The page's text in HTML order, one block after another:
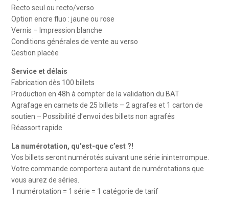
Recto seul ou recto/verso
Option encre fluo : jaune ou rose
Vernis – Impression blanche
Conditions générales de vente au verso
Gestion placée
Service et délais
Fabrication dès 100 billets
Production en 48h à compter de la validation du BAT
Agrafage en carnets de 25 billets – 2 agrafes et 1 carton de
soutien – Possibilité d’envoi des billets non agrafés
Réassort rapide
La numérotation, qu’est-que c’est ?!
Vos billets seront numérotés suivant une série ininterrompue.
Votre commande comportera autant de numérotations que
vous aurez de séries.
1 numérotation = 1 série = 1 catégorie de tarif